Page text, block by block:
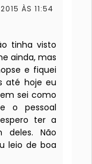
2015 ÀS 11:54
tinha visto
ainda, mas
e fiquei
até hoje eu
sei como
o pessoal
ter a
deles. Não
leio de boa